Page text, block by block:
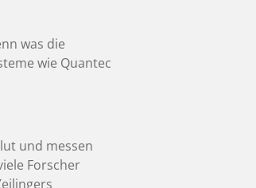
was die
wie Quantec
und messen
Forscher